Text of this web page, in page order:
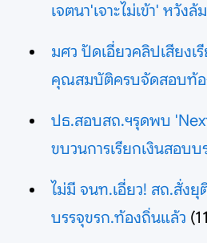
เจตนา'เจาะไม่เข้า' หวังล้
มศว ปัดเอี่ยวคลิปเสียงเ
คุณสมบัติครบจัดสอบท้อ
ปธ.สอบสถ.ฯรุดพบ
ขบวนการเรียกเงินสอบ
ไม่มี จนท.เอี่ยว! สถ.สั่งยุ
บรรจุขรก.ท้องถิ่นแล้ว